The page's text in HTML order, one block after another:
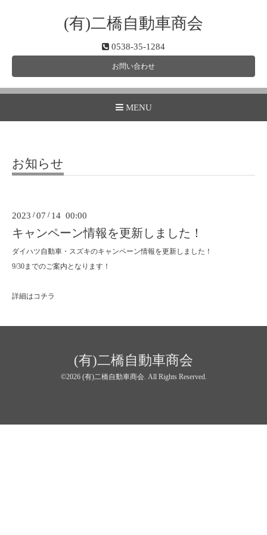
(有)二橋自動車商会
0538-35-1284
お問い合わせ
MENU
お知らせ
2023 /07 / 14 00:00
キャンペーン情報を更新しました！
ダイハツ自動車・スズキのキャンペーン情報を更新しました！
9/30までのご案内となります！
詳細はコチラ
(有)二橋自動車商会
©2026 (有)二橋自動車商会. All Rights Reserved.